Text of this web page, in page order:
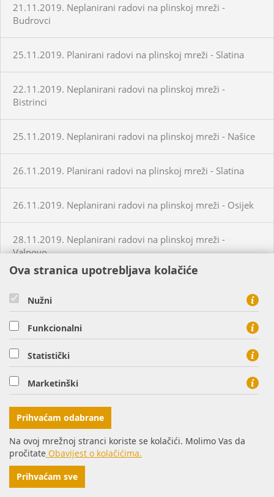
21.11.2019. Neplanirani radovi na plinskoj mreži -
Budrovci
25.11.2019. Planirani radovi na plinskoj mreži - Slatina
22.11.2019. Neplanirani radovi na plinskoj mreži -
Bistrinci
25.11.2019. Neplanirani radovi na plinskoj mreži - Našice
26.11.2019. Planirani radovi na plinskoj mreži - Slatina
26.11.2019. Neplanirani radovi na plinskoj mreži - Osijek
28.11.2019. Neplanirani radovi na plinskoj mreži -
Valpovo
Petrijevci
05.12.2019. Neplanirani radovi na plinskoj mreži - Šag
07.12.2019. Neplanirani radovi na plinskoj mreži -
Bistrinci
09.12.2019. Neplanirani radovi na plinskoj mreži -
Bistrinci
10.12.2019. Planirani radovi na plinskoj mreži - Slatina
Ova stranica upotrebljava kolačiće
Nužni
Funkcionalni
Statistički
Marketinški
Prihvaćam odabrane
Na ovoj mrežnoj stranci koriste se kolačići. Molimo Vas da
pročitate Obavijest o kolačićima.
Prihvaćam sve